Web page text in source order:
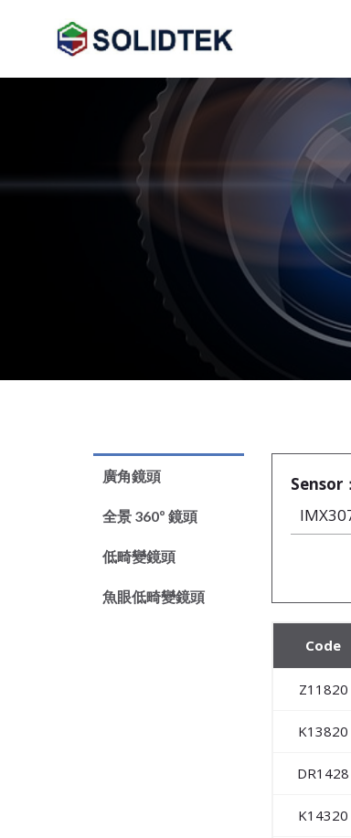
廣角鏡頭
全景 360º 鏡頭
低畸變鏡頭
魚眼低畸變鏡頭
Sensor
Code
Z11820
K13820
DR1428
K14320